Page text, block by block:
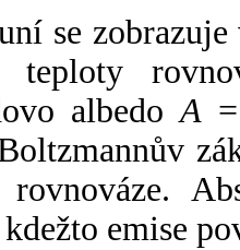
se
teploty
albedoA
rovnováze.
emise